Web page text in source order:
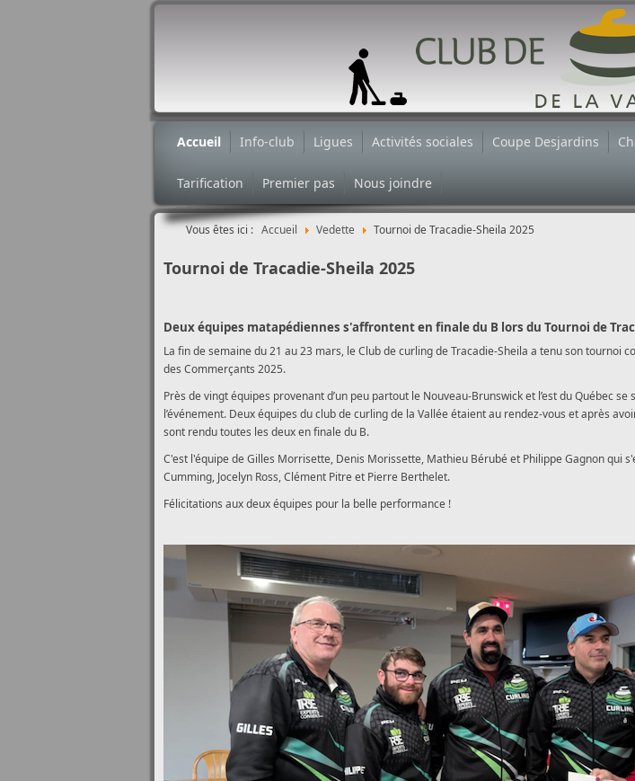
Accueil Info-club Ligues Activités sociales Coupe Desjardins
Tarification Premier pas Nous joindre
Vous êtes ici : Accueil Vedette Tournoi de Tracadie-Sheila 2025
Tournoi de Tracadie-Sheila 2025
Deux équipes matapédiennes s'affrontent en finale du B lors du Tournoi de
La fin de semaine du 21 au 23 mars, le Club de curling de Tracadie-Sheila a tenu son tournoi
des Commerçants 2025.
Près de vingt équipes provenant d’un peu partout le Nouveau-Brunswick et l’est du Québec
l’événement. Deux équipes du club de curling de la Vallée étaient au rendez-vous et après
sont rendu toutes les deux en finale du B.
C'est l'équipe de Gilles Morrisette, Denis Morissette, Mathieu Bérubé et Philippe Gagnon qui
Cumming, Jocelyn Ross, Clément Pitre et Pierre Berthelet.
Félicitations aux deux équipes pour la belle performance !